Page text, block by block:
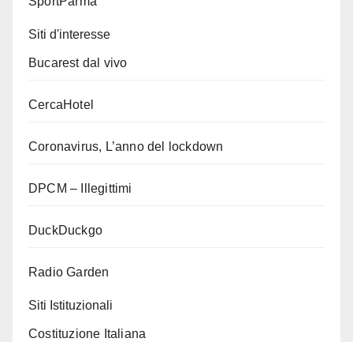
Siti d'interesse
Bucarest dal vivo
CercaHotel
Coronavirus, L’anno del lockdown
DPCM – Illegittimi
DuckDuckgo
Radio Garden
Siti Istituzionali
Costituzione Italiana